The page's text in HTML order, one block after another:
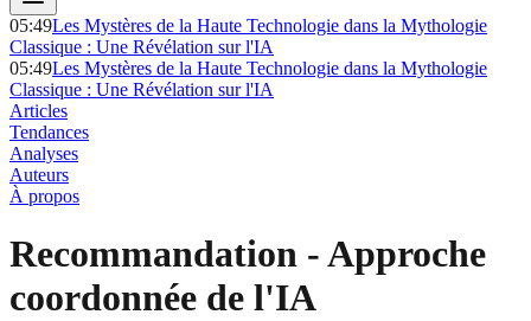
05:49Les Mystères de la Haute Technologie dans la Mythologie
Classique : Une Révélation sur l'IA
05:49Les Mystères de la Haute Technologie dans la Mythologie
Classique : Une Révélation sur l'IA
Articles
Tendances
Analyses
Auteurs
À propos
Recommandation -Approche
coordonnée de l'IA